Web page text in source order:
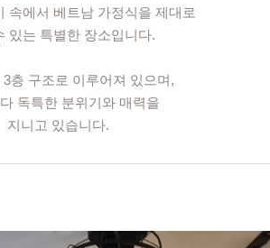
속에서 베트남 가정식을 제대로
있는 특별한 장소입니다.
3층 구조로 이루어져 있으며,
독특한 분위기와 매력을
지니고 있습니다.